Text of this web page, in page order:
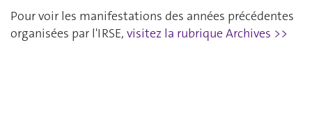
Pour voir les manifestations des années précédentes
organisées par l'IRSE, visitez la rubrique Archives >>